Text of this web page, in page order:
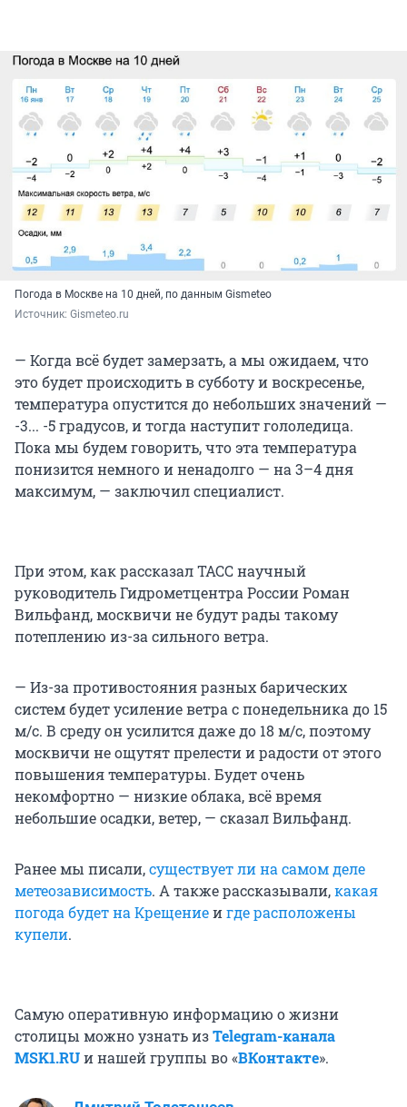
Погода в Москве на 10 дней, по данным Gismeteo
Источник: Gismeteo.ru
— Когда всё будет замерзать, а мы ожидаем, что
это будет происходить в субботу и воскресенье,
температура опустится до небольших значений —
-3... -5 градусов, и тогда наступит гололедица.
Пока мы будем говорить, что эта температура
понизится немного и ненадолго — на 3–4 дня
максимум, — заключил специалист.
При этом, как рассказал ТАСС научный
руководитель Гидрометцентра России Роман
Вильфанд, москвичи не будут рады такому
потеплению из-за сильного ветра.
— Из-за противостояния разных барических
систем будет усиление ветра с понедельника до 15
м/с. В среду он усилится даже до 18 м/с, поэтому
москвичи не ощутят прелести и радости от этого
повышения температуры. Будет очень
некомфортно — низкие облака, всё время
небольшие осадки, ветер, — сказал Вильфанд.
Ранее мы писали,существует ли на самом деле
метеозависимость. А также рассказывали,какая
погода будет на Крещениеигде расположены
купели.
Самую оперативную информацию о жизни
столицы можно узнать изTelegram-канала
MSK1.RUи нашей группы во «ВКонтакте».